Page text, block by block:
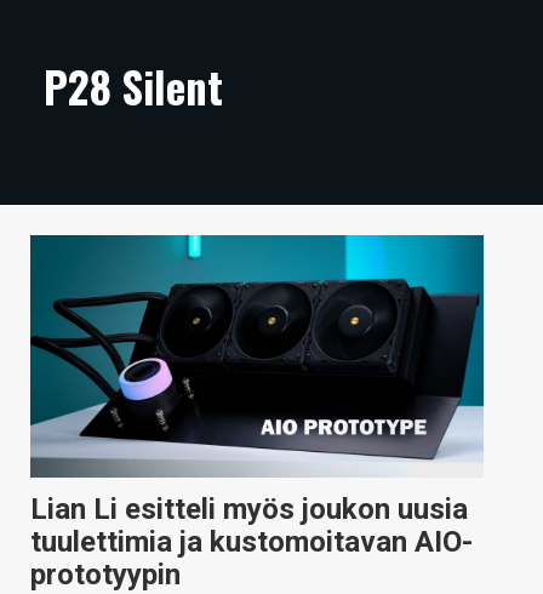
ARTIKKELIT
TECHBBS
HINTA.FI
KAUPPA
VAIHDA TEEMA
HAKU
P28 Silent
Lian Li esitteli myös joukon uusia
tuulettimia ja kustomoitavan AIO-
prototyypin